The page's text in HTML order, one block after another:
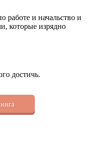
работе и начальство и
которые изрядно
достичь.